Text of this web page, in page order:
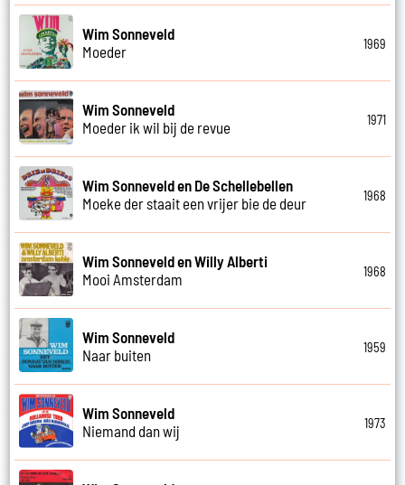
Wim Sonneveld
Moeder
1969
Wim Sonneveld
Moeder ik wil bij de revue
1971
Wim Sonneveld en De Schellebellen
Moeke der staait een vrijer bie de deur
1968
Wim Sonneveld en Willy Alberti
Mooi Amsterdam
1968
Wim Sonneveld
Naar buiten
1959
Wim Sonneveld
Niemand dan wij
1973